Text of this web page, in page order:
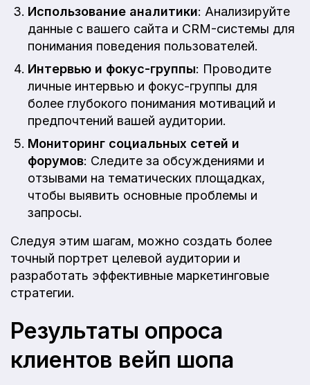
Использование аналитики: Анализируйте
данные с вашего сайта и CRM-системы для
понимания поведения пользователей.
Интервью и фокус-группы: Проводите
личные интервью и фокус-группы для
более глубокого понимания мотиваций и
предпочтений вашей аудитории.
Мониторинг социальных сетей и
форумов: Следите за обсуждениями и
отзывами на тематических площадках,
чтобы выявить основные проблемы и
запросы.
Следуя этим шагам, можно создать более
точный портрет целевой аудитории и
разработать эффективные маркетинговые
стратегии.
Результаты опроса
клиентов вейп шопа